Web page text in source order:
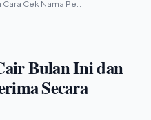
Cara Cek Nama Pe…
Bulan Ini dan
Secara